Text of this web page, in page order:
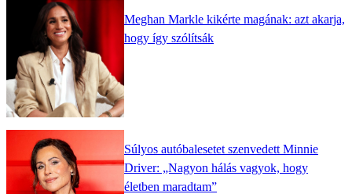
Meghan Markle kikérte magának: azt akarja,
hogy így szólítsák
Súlyos autóbalesetet szenvedett Minnie
Driver: „Nagyon hálás vagyok, hogy
életben maradtam”